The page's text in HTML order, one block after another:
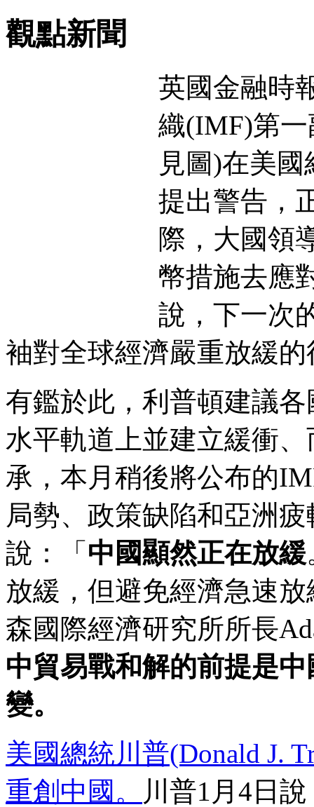
觀點新聞
英國金融時
織(IMF)第
見圖)在美
提出警告，
際，大國領
幣措施去應
說，下一次
袖對全球經濟嚴重放緩
有鑑於此，利普頓建議
水平軌道上並建立緩衝
承，本月稍後將公布的
局勢、政策缺陷和亞洲
說：「 中國顯然正在放緩
放緩，但避免經濟急速
森國際經濟研究所所長
中貿易戰和解的前提是
變。
美國總統川普(Donald J.
重創中國。
川普1月4日說